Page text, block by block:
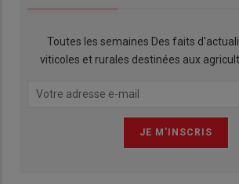
Toutes les semaines Des faits
viticoles et rurales destinées aux